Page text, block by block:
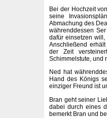
Bei der Hochzeit
seine
Abmachung des
währenddessen
dafür einsetzen
Anschließend
der Zeit
Schimmelstute, und
Ned hat
Hand des Königs
einziger Freund ist
Bran geht seiner
dabei durch eines
bemerkt Bran und